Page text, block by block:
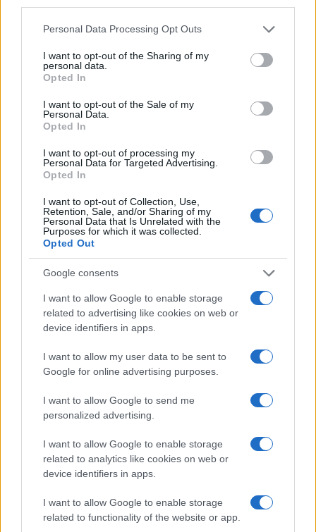
Please note that this website/app uses one or more Google
not limited to your visit or usage behaviour. You may click to
grant or deny consent to Google and its third-party tags to
use your data for below specified purposes in below Google
consent section.
Personal Data Processing Opt Outs
I want to opt-out of the Sharing of my
personal data.
Opted In
I want to opt-out of the Sale of my
Personal Data.
Opted In
I want to opt-out of processing my
Personal Data for Targeted Advertising.
Opted In
I want to opt-out of Collection, Use,
Retention, Sale, and/or Sharing of my
Personal Data that Is Unrelated with the
Purposes for which it was collected.
Opted Out
Google consents
I want to allow Google to enable storage
related to advertising like cookies on web or
device identifiers in apps.
I want to allow my user data to be sent to
Google for online advertising purposes.
I want to allow Google to send me
personalized advertising.
I want to allow Google to enable storage
related to analytics like cookies on web or
device identifiers in apps.
I want to allow Google to enable storage
related to functionality of the website or app.
F
a
ce
b
o
o
k
T
w
it
te
r
Pi
n
te
st
W
h
at
A
p
S
h
a
Articolo precedente
Incendi, a San Pasquale arriva il Campo Base:
l’inaugurazione
Andrea Mura conquista Palau: grande
partecipazione per il suo racconto
Calangianus, allarme sul centro accoglienza
minori, Albieri: “Episodi gravissimi”
Gallura, finti clienti svuotano le suite: furto da
50mila nel resort
Meteo Olbia 7 agosto, sole e caldo tornano
protagonisti
Test tunnel Olbia: rampe chiuse ancora fino a
fine agosto